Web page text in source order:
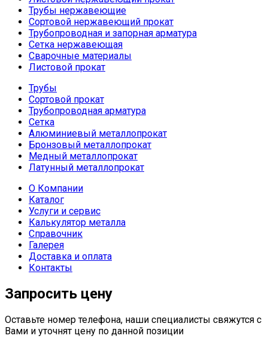
Трубы нержавеющие
Сортовой нержавеющий прокат
Трубопроводная и запорная арматура
Сетка нержавеющая
Сварочные материалы
Листовой прокат
Трубы
Сортовой прокат
Трубопроводная арматура
Сетка
Алюминиевый металлопрокат
Бронзовый металлопрокат
Медный металлопрокат
Латунный металлопрокат
О Компании
Каталог
Услуги и сервис
Калькулятор металла
Справочник
Галерея
Доставка и оплата
Контакты
Запросить цену
Оставьте номер телефона, наши специалисты свяжутся с
Вами и уточнят цену по данной позиции